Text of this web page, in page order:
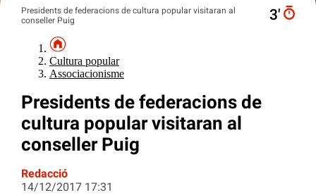
Presidents de federacions de cultura popular visitaran al
conseller Puig
3′
Cultura popular
Associacionisme
Presidents de federacions de
cultura popular visitaran al
conseller Puig
Redacció
14/12/2017 17:31